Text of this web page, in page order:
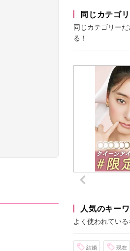
同じカテゴ
同じカテゴリー
る！
人気のキー
よく使われてい
結婚 現在